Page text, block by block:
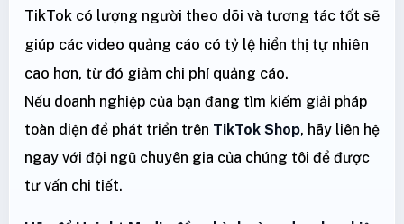
TikTok có lượng người theo dõi và tương tác tốt sẽ
giúp các video quảng cáo có tỷ lệ hiển thị tự nhiên
cao hơn, từ đó giảm chi phí quảng cáo.
Nếu doanh nghiệp của bạn đang tìm kiếm giải pháp
toàn diện để phát triển trên TikTok Shop, hãy liên hệ
ngay với đội ngũ chuyên gia của chúng tôi để được
tư vấn chi tiết.